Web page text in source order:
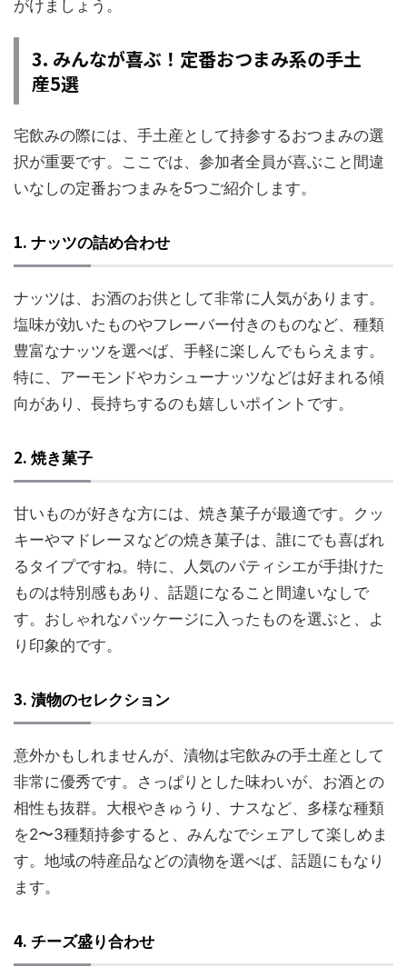
がけましょう。
3. みんなが喜ぶ！定番おつまみ系の手土
産5選
宅飲みの際には、手土産として持参するおつまみの選
択が重要です。ここでは、参加者全員が喜ぶこと間違
いなしの定番おつまみを5つご紹介します。
1. ナッツの詰め合わせ
ナッツは、お酒のお供として非常に人気があります。
塩味が効いたものやフレーバー付きのものなど、種類
豊富なナッツを選べば、手軽に楽しんでもらえます。
特に、アーモンドやカシューナッツなどは好まれる傾
向があり、長持ちするのも嬉しいポイントです。
2. 焼き菓子
甘いものが好きな方には、焼き菓子が最適です。クッ
キーやマドレーヌなどの焼き菓子は、誰にでも喜ばれ
るタイプですね。特に、人気のパティシエが手掛けた
ものは特別感もあり、話題になること間違いなしで
す。おしゃれなパッケージに入ったものを選ぶと、よ
り印象的です。
3. 漬物のセレクション
意外かもしれませんが、漬物は宅飲みの手土産として
非常に優秀です。さっぱりとした味わいが、お酒との
相性も抜群。大根やきゅうり、ナスなど、多様な種類
を2〜3種類持参すると、みんなでシェアして楽しめま
す。地域の特産品などの漬物を選べば、話題にもなり
ます。
4. チーズ盛り合わせ